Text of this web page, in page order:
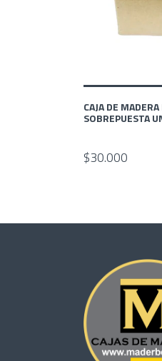
CAJA DE
SOBREPUESTA
$30.000